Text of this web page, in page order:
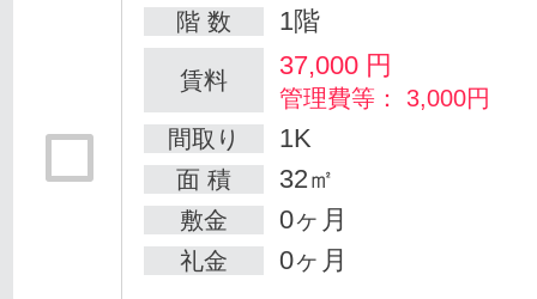
階 数 1階
賃料 37,000 円
管理費等： 3,000円
間取り
1K
面 積 32㎡
敷金 0ヶ月
礼金 0ヶ月